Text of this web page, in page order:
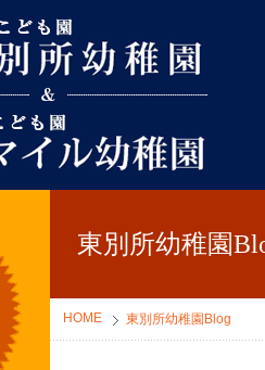
東別所幼稚園
HOME 東別所幼稚園Blog